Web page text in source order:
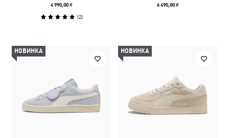
4 990,00 ₴
(2)
6 490,00 ₴
НОВИНКА НОВИНКА